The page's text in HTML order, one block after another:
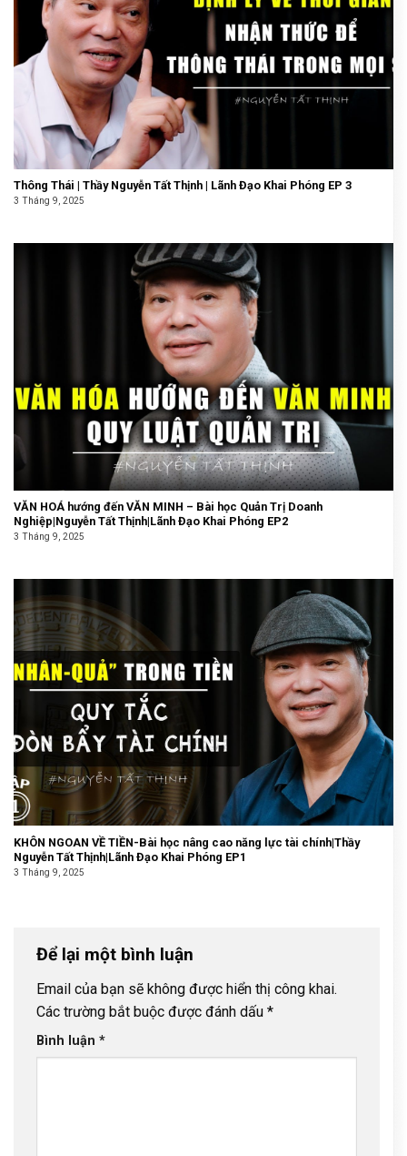
Thông Thái | Thầy Nguyễn Tất Thịnh | Lãnh Đạo Khai Phóng EP 3
3 Tháng 9, 2025
VĂN HOÁ hướng đến VĂN MINH – Bài học Quản Trị Doanh
Nghiệp|Nguyễn Tất Thịnh|Lãnh Đạo Khai Phóng EP2
3 Tháng 9, 2025
KHÔN NGOAN VỀ TIỀN-Bài học nâng cao năng lực tài chính|Thầy
Nguyễn Tất Thịnh|Lãnh Đạo Khai Phóng EP1
3 Tháng 9, 2025
Để lại một bình luận
Email của bạn sẽ không được hiển thị công khai.
Các trường bắt buộc được đánh dấu *
Bình luận *